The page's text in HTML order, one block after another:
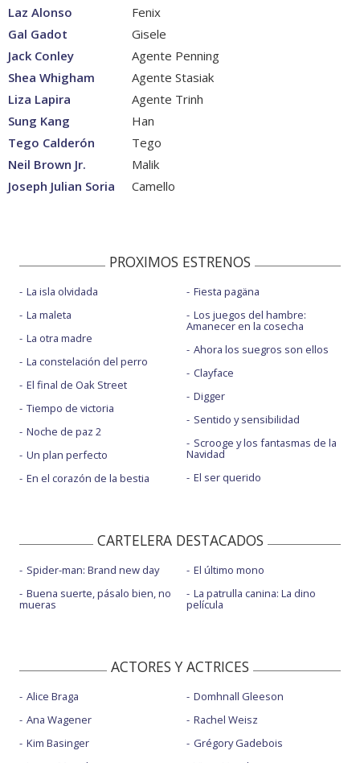
Laz Alonso
Fenix
Gal Gadot
Gisele
Jack Conley
Agente Penning
Shea Whigham
Agente Stasiak
Liza Lapira
Agente Trinh
Sung Kang
Han
Tego Calderón
Tego
Neil Brown Jr.
Malik
Joseph Julian Soria
Camello
PROXIMOS ESTRENOS
La isla olvidada
La maleta
La otra madre
La constelación del perro
El final de Oak Street
Tiempo de victoria
Noche de paz 2
Un plan perfecto
En el corazón de la bestia
Fiesta pagäna
Los juegos del hambre:
Amanecer en la cosecha
Ahora los suegros son ellos
Clayface
Digger
Sentido y sensibilidad
Scrooge y los fantasmas de la
Navidad
El ser querido
CARTELERA DESTACADOS
Spider-man: Brand new day
Buena suerte, pásalo bien, no
mueras
El último mono
La patrulla canina: La dino
película
ACTORES Y ACTRICES
Alice Braga
Ana Wagener
Kim Basinger
Domhnall Gleeson
Rachel Weisz
Grégory Gadebois